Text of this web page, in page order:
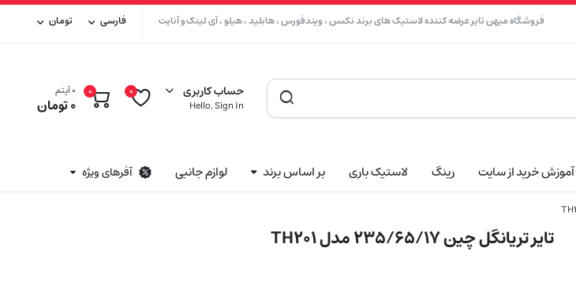
فروشگاه میهن تایر عرضه کننده لاستیک های برند نکسن ، ویندفورس ، هابلید ، هیلو ، آی لینک و آنایت فارسی تومان
حساب کاربری
Hello, Sign In
0
0 0 آیتم
0تومان
آموزش خرید از سایت رینگ لاستیک باری بر اساس برند لوازم جانبی آفرهای ویژه
تایر تریانگل چین 235/65/17 مدل TH201